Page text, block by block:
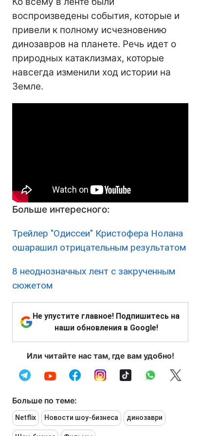
воспроизведены события, которые и
привели к полному исчезновению
динозавров на планете. Речь идет о
природных катаклизмах, которые
навсегда изменили ход истории на
Земле.
Больше интересного:
Трейлер "Одиссеи" Кристофера Нолана
ошарашил отрицательным результатом
8 неоднозначных лент с закрученным
сюжетом
Не упустите главное! Подпишитесь на
наши обновления в Google!
Или читайте нас там, где вам удобно!
Больше по теме:
Netflix Новости шоу-бизнеса динозаври